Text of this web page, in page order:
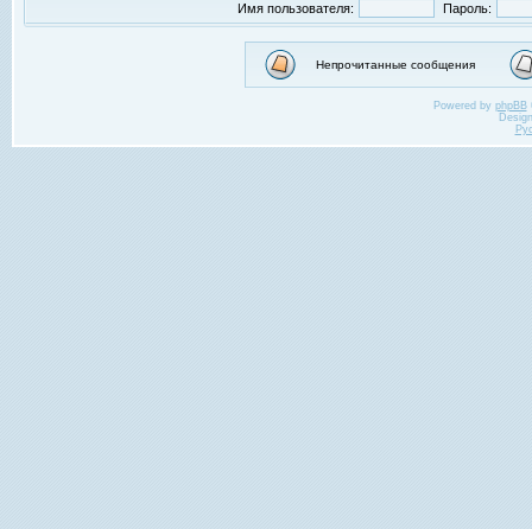
Имя пользователя: Пароль:
Непрочитанные сообщения
Powered by phpBB